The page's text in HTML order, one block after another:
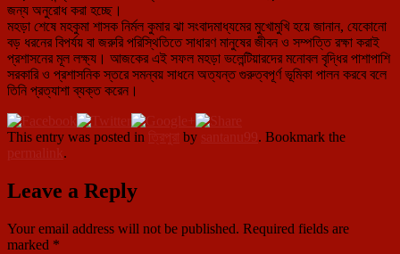
জন্য অনুরোধ করা হচ্ছে।
মহড়া শেষে মহকুমা শাসক নির্মল কুমার ঝা সংবাদমাধ্যমের মুখোমুখি হয়ে জানান, যেকোনো
বড় ধরনের বিপর্যয় বা জরুরি পরিস্থিতিতে সাধারণ মানুষের জীবন ও সম্পত্তি রক্ষা করাই
প্রশাসনের মূল লক্ষ্য। আজকের এই সফল মহড়া ভলেন্টিয়ারদের মনোবল বৃদ্ধির পাশাপাশি
সরকারি ও প্রশাসনিক স্তরে সমন্বয় সাধনে অত্যন্ত গুরুত্বপূর্ণ ভূমিকা পালন করবে বলে
তিনি প্রত্যাশা ব্যক্ত করেন।
This entry was posted in ত্রিপুরা by santanu99. Bookmark the
permalink.
Leave a Reply
Your email address will not be published. Required fields are
marked *